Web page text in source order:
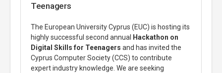
Teenagers
The European University Cyprus (EUC) is hosting its
highly successful second annual
Hackathon on
Digital Skills for Teenagers and has invited the
Cyprus Computer Society (CCS) to contribute
expert industry knowledge. We are seeking